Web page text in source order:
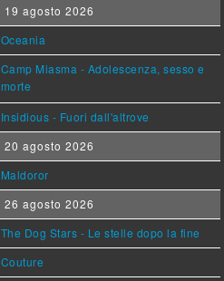
19 agosto 2026
Oceania
Camp Miasma - Adolescenza, sesso e
morte
Insidious - Fuori dall'altrove
20 agosto 2026
Maldoror
26 agosto 2026
The Dog Stars - Le stelle dopo la fine
Couture